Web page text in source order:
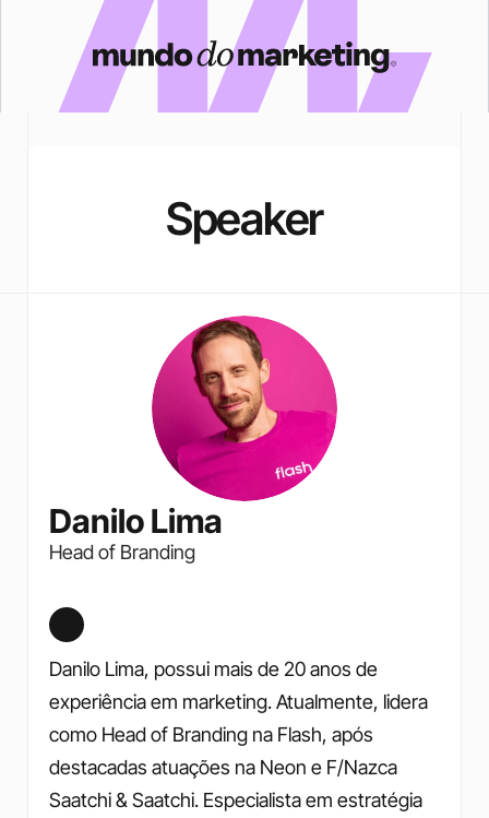
Speaker
Danilo Lima
Head of Branding
Danilo Lima, possui mais de 20 anos de
experiência em marketing. Atualmente, lidera
como Head of Branding na Flash, após
destacadas atuações na Neon e F/Nazca
Saatchi & Saatchi. Especialista em estratégia